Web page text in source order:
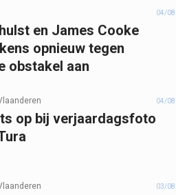
04/08
en James Cooke
opnieuw tegen
obstakel aan
04/08
op bij verjaardagsfoto
03/08